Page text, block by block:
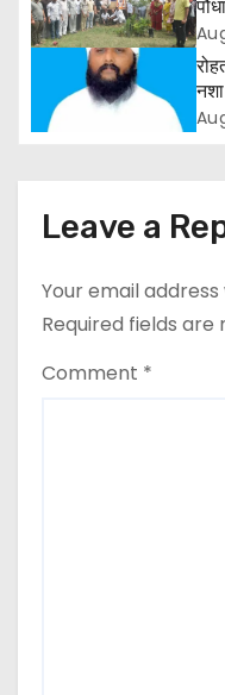
i
a
o
n
और
मांग
Leave a
Your email
Required fields are
Comment *